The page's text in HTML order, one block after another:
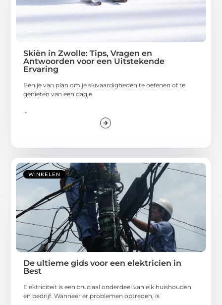
Skiën in Zwolle: Tips, Vragen en
Antwoorden voor een Uitstekende
Ervaring
Ben je van plan om je skivaardigheden te oefenen of te
genieten van een dagje
WINKELEN
De ultieme gids voor een elektricien in
Best
Elektriciteit is een cruciaal onderdeel van elk huishouden
en bedrijf. Wanneer er problemen optreden, is